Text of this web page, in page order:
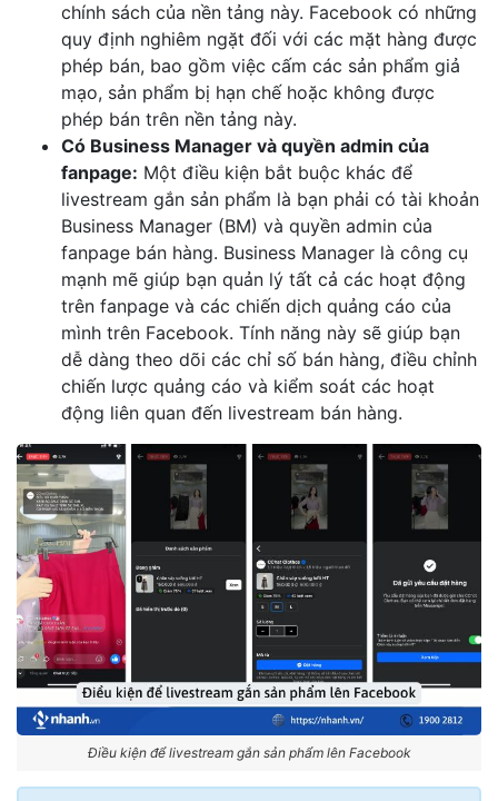
chính sách của nền tảng này. Facebook có những
quy định nghiêm ngặt đối với các mặt hàng được
phép bán, bao gồm việc cấm các sản phẩm giả
mạo, sản phẩm bị hạn chế hoặc không được
phép bán trên nền tảng này.
Có Business Manager và quyền admin của
fanpage: Một điều kiện bắt buộc khác để
livestream gắn sản phẩm là bạn phải có tài khoản
Business Manager (BM) và quyền admin của
fanpage bán hàng. Business Manager là công cụ
mạnh mẽ giúp bạn quản lý tất cả các hoạt động
trên fanpage và các chiến dịch quảng cáo của
mình trên Facebook. Tính năng này sẽ giúp bạn
dễ dàng theo dõi các chỉ số bán hàng, điều chỉnh
chiến lược quảng cáo và kiểm soát các hoạt
động liên quan đến livestream bán hàng.
Điều kiện để livestream gắn sản phẩm lên Facebook